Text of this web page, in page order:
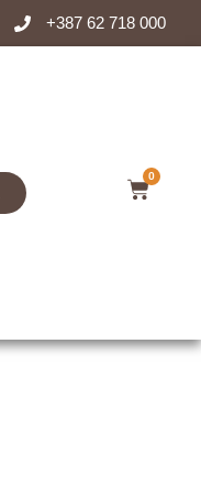
+387 62 718 000
0